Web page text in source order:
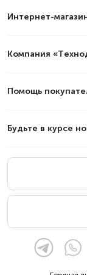
в Алматы в
Цены на
Интернет-
Компания
Помощь
Будьте в курсе